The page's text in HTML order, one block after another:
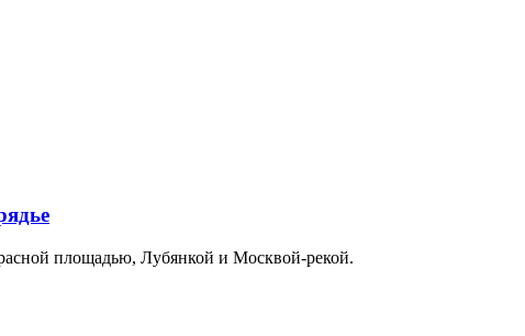
площадью, Лубянкой и Москвой-рекой.